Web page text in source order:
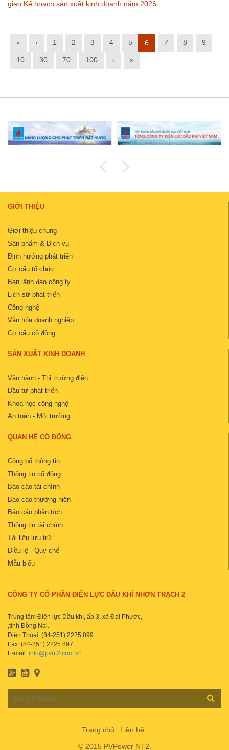
giao Kế hoạch sản xuất kinh doanh năm 2026
« ‹ 1 2 3 4 5 6 7 8 9
10 30 70 100 › »
GIỚI THIỆU
Giới thiệu chung
Sản phẩm & Dịch vụ
Định hướng phát triển
Cơ cấu tổ chức
Ban lãnh đạo công ty
Lịch sử phát triển
Công nghệ
Văn hóa doanh nghiệp
Cơ cấu cổ đông
SẢN XUẤT KINH DOANH
Vận hành - Thị trường điện
Đầu tư phát triển
Khoa học công nghệ
An toàn - Môi trường
QUAN HỆ CỔ ĐÔNG
Công bố thông tin
Thông tin cổ đông
Báo cáo tài chính
Báo cáo thường niên
Báo cáo phân tích
Thông tin tài chính
Tài liệu lưu trữ
Điều lệ - Quy chế
Mẫu biểu
CÔNG TY CỔ PHẦN ĐIỆN LỰC DẦU KHÍ NHƠN TRẠCH 2
Trung tâm Điện lực Dầu khí, ấp 3, xã Đại Phước,
,tỉnh Đồng Nai.
Điện Thoại: (84-251) 2225 899
Fax: (84-251) 2225 897
E-mail: info@pvnt2.com.vn
Trang chủ Liên hệ
© 2015 PVPower NT2.